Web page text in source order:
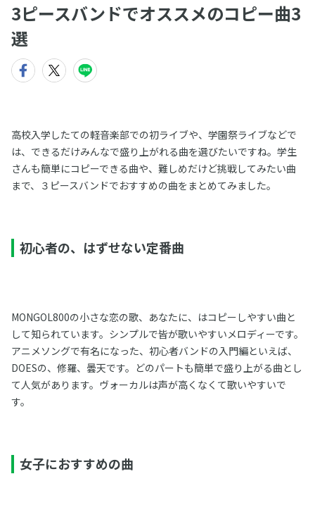
3ピースバンドでオススメのコピー曲3
選
高校入学したての軽音楽部での初ライブや、学園祭ライブなどで
は、できるだけみんなで盛り上がれる曲を選びたいですね。学生
さんも簡単にコピーできる曲や、難しめだけど挑戦してみたい曲
まで、３ピースバンドでおすすめの曲をまとめてみました。
初心者の、はずせない定番曲
MONGOL800の小さな恋の歌、あなたに、はコピーしやすい曲と
して知られています。シンプルで皆が歌いやすいメロディーです。
アニメソングで有名になった、初心者バンドの入門編といえば、
DOESの、修羅、曇天です。どのパートも簡単で盛り上がる曲とし
て人気があります。ヴォーカルは声が高くなくて歌いやすいで
す。
女子におすすめの曲